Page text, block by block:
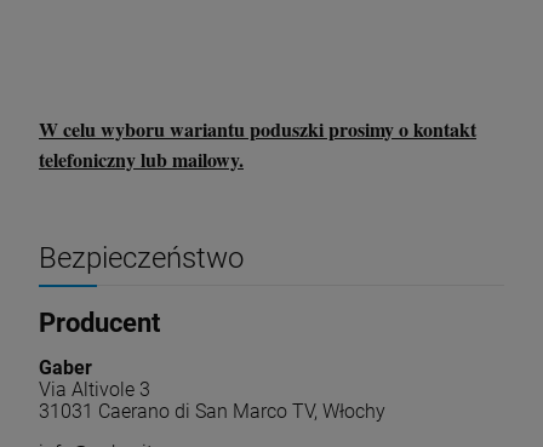
W celu wyboru wariantu poduszki prosimy o kontakt
telefoniczny lub mailowy.
Bezpieczeństwo
Producent
Gaber
Via Altivole 3
31031 Caerano di San Marco TV, Włochy